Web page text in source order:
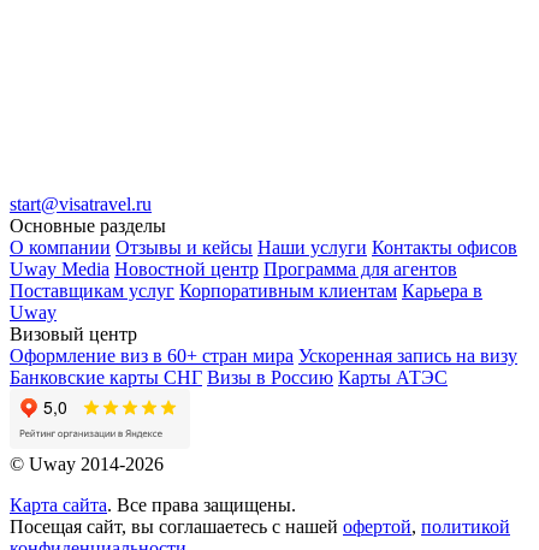
start@visatravel.ru
Основные разделы
О компании Отзывы и кейсы Наши услуги Контакты офисов
Uway Media Новостной центр Программа для агентов
Поставщикам услуг Корпоративным клиентам Карьера в
Uway
Визовый центр
Оформление виз в 60+ стран мира Ускоренная запись на визу
Банковские карты СНГ Визы в Россию Карты АТЭС
© Uway 2014-2026
Карта сайта. Все права защищены.
Посещая сайт, вы соглашаетесь с нашей офертой, политикой